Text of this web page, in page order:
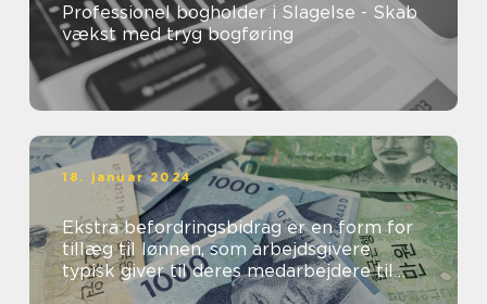
Professionel bogholder i Slagelse - Skab
vækst med tryg bogføring
18. januar 2024
Ekstra befordringsbidrag er en form for
tillæg til lønnen, som arbejdsgivere
typisk giver til deres medarbejdere til
dækning af transportomkostninger ...